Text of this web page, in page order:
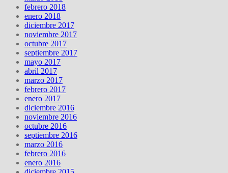
febrero 2018
enero 2018
diciembre 2017
noviembre 2017
octubre 2017
septiembre 2017
mayo 2017
abril 2017
marzo 2017
febrero 2017
enero 2017
diciembre 2016
noviembre 2016
octubre 2016
septiembre 2016
marzo 2016
febrero 2016
enero 2016